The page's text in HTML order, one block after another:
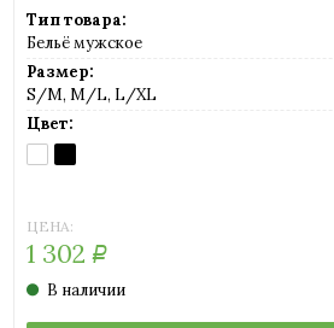
Тип товара:
Бельё мужское
Размер:
S/M, M/L, L/XL
Цвет:
BIANCO
(белый)
NERO
(черный)
ЦЕНА:
1 302 Р
В наличии